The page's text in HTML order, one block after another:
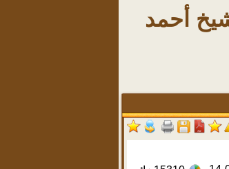
أحمد